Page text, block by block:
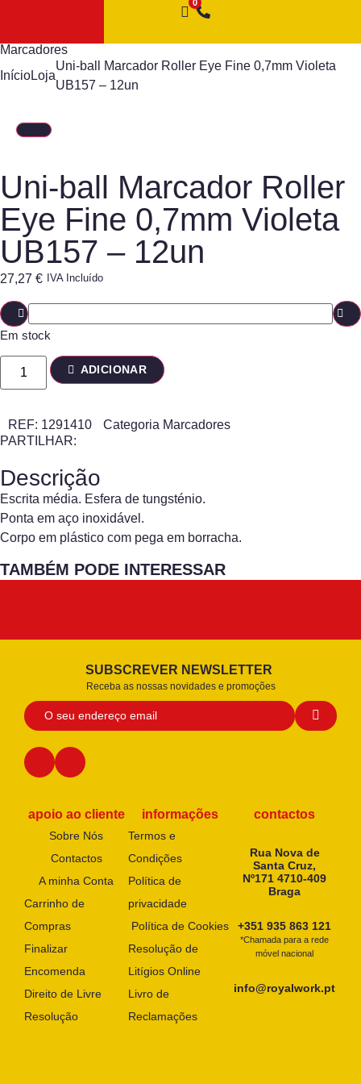
Marcadores
InícioLoja
Uni-ball Marcador Roller Eye Fine 0,7mm Violeta
UB157 – 12un
Uni-ball Marcador Roller
Eye Fine 0,7mm Violeta
UB157 – 12un
27,27 € IVA Incluído
Em stock
ADICIONAR
REF: 1291410 Categoria Marcadores
PARTILHAR:
Descrição
Escrita média. Esfera de tungsténio.
Ponta em aço inoxidável.
Corpo em plástico com pega em borracha.
TAMBÉM PODE INTERESSAR
SUBSCREVER NEWSLETTER
Receba as nossas novidades e promoções
apoio ao cliente
Sobre Nós
Contactos
A minha Conta
Carrinho de
Compras
Finalizar
Encomenda
Direito de Livre
Resolução
informações
Termos e
Condições
Política de
privacidade
Política de Cookies
Resolução de
Litígios Online
Livro de
Reclamações
contactos
Rua Nova de
Santa Cruz,
Nº171 4710-409
Braga
+351 935 863 121
*Chamada para a rede
móvel nacional
info@royalwork.pt